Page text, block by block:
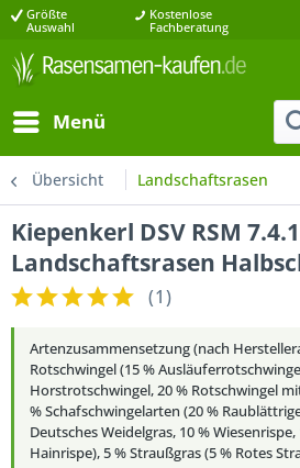
Größte
Auswahl
Kostenlose
Fachberatung
Menü
Übersicht Landschaftsrasen
Kiepenkerl DSV RSM 7.4.1
Landschaftsrasen
(1)
Artenzusammensetzung (nach
Rotschwingel (15 %
Horstrotschwingel, 20 % Rotschwingel
% Schafschwingelarten (20 %
Deutsches Weidelgras, 10 %
Hainrispe), 5 % Straußgras (5 % Rotes